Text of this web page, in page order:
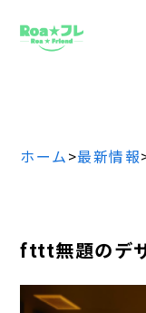
ホーム>最新情報
fttt無題のデ